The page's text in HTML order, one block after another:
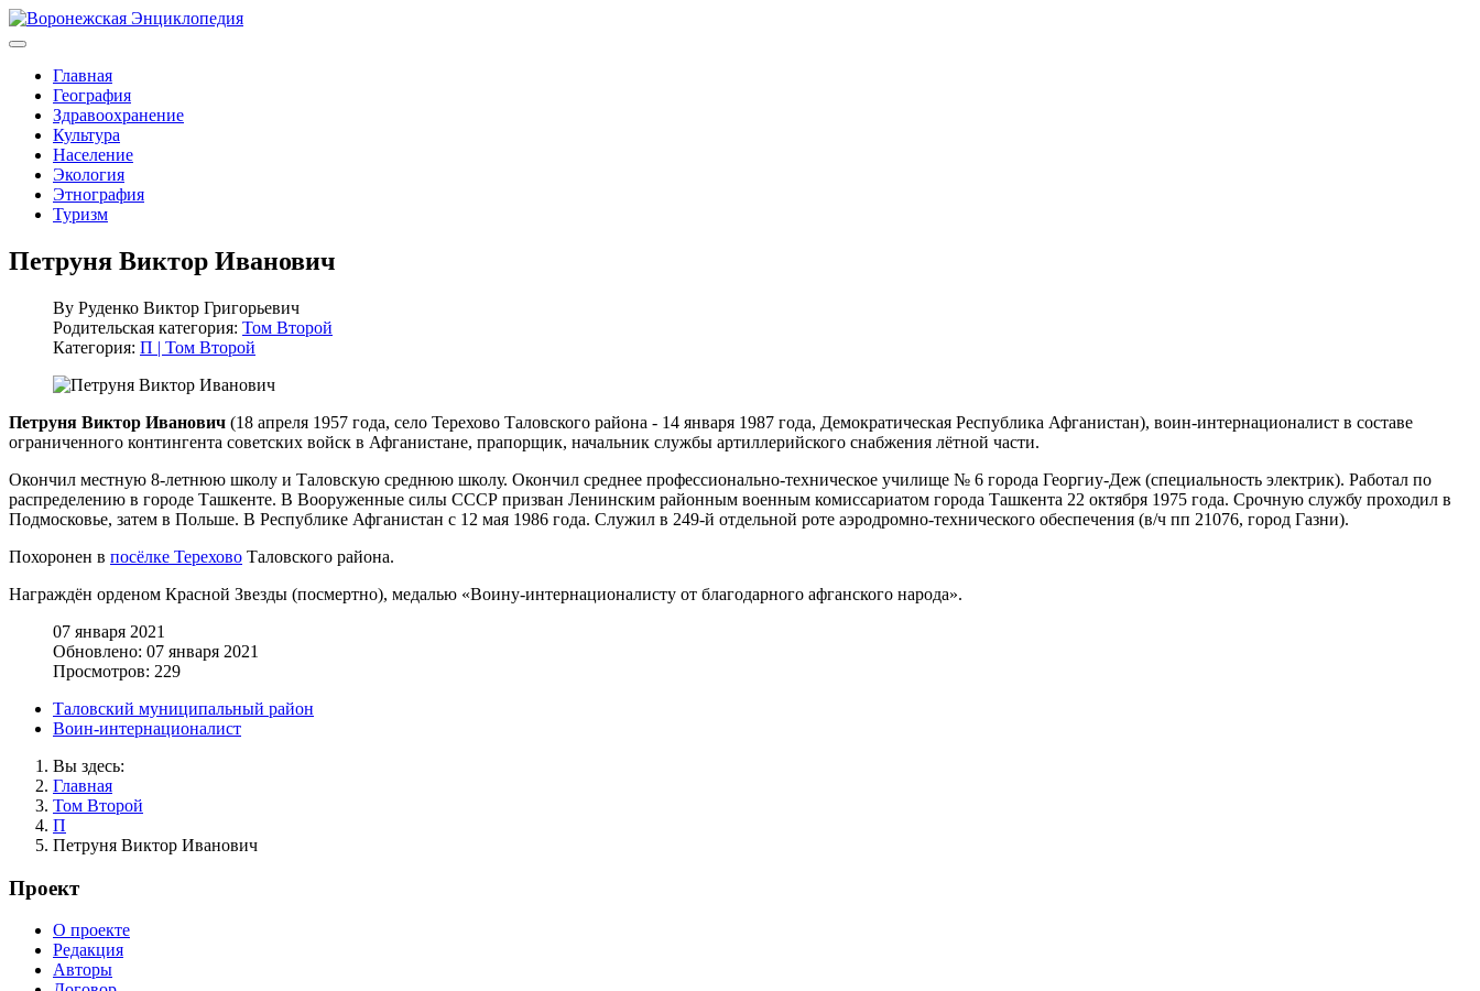
Главная
География
Здравоохранение
Культура
Население
Экология
Этнография
Туризм
Петруня Виктор Иванович
By Руденко Виктор Григорьевич
Родительская категория: Том Второй
Категория: П | Том Второй
Петруня Виктор Иванович (18 апреля 1957 года, село Терехово Таловского района - 14 января 1987 года, Демократическая Республика Афганистан), воин-интернационалист в составе
ограниченного контингента советских войск в Афганистане, прапорщик, начальник службы артиллерийского снабжения лётной части.
Окончил местную 8-летнюю школу и Таловскую среднюю школу. Окончил среднее профессионально-техническое училище № 6 города Георгиу-Деж (специальность электрик). Работал по
распределению в городе Ташкенте. В Вооруженные силы СССР призван Ленинским районным военным комиссариатом города Ташкента 22 октября 1975 года. Срочную службу проходил в
Подмосковье, затем в Польше. В Республике Афганистан с 12 мая 1986 года. Служил в 249-й отдельной роте аэродромно-технического обеспечения (в/ч пп 21076, город Газни).
Похоронен в посёлке Терехово Таловского района.
Награждён орденом Красной Звезды (посмертно), медалью «Воину-интернационалисту от благодарного афганского народа».
07 января 2021
Обновлено: 07 января 2021
Просмотров: 229
Таловский муниципальный район
Воин-интернационалист
Вы здесь:
Главная
Том Второй
П
Петруня Виктор Иванович
Проект
О проекте
Редакция
Авторы